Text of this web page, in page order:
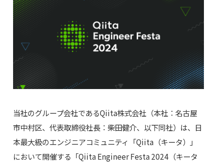
当社のグループ会社であるQiita株式会社（本社：名古屋
市中村区、代表取締役社長：柴田健介、以下同社）は、日
本最大級のエンジニアコミュニティ「Qiita（キータ）」
において開催する「Qiita Engineer Festa 2024（キータ